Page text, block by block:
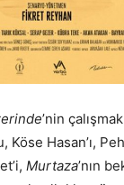
’nin
Köse Hasan’ı,
Murtaza’nın